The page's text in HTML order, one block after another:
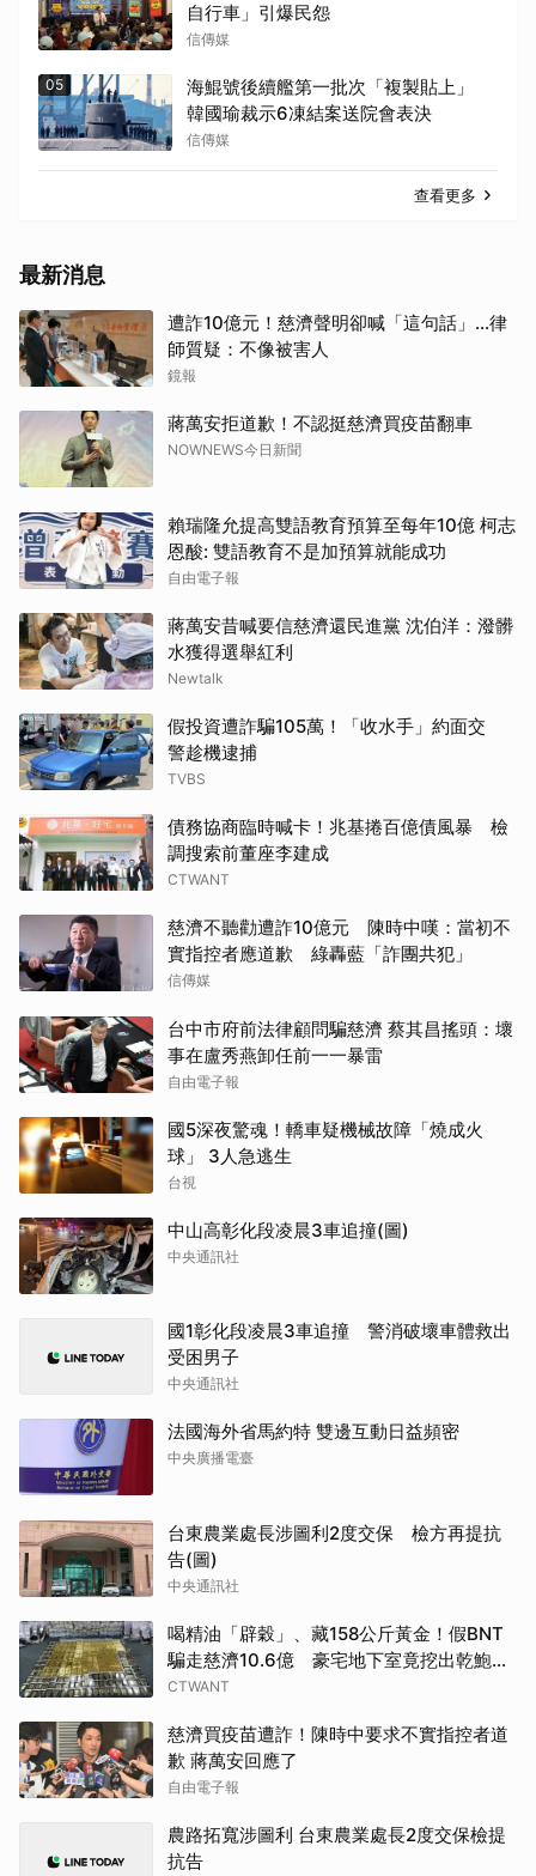
自行車」引爆民怨
信傳媒
05
海鯤號後續艦第一批次「複製貼上」
韓國瑜裁示6凍結案送院會表決
信傳媒
查看更多
最新消息
遭詐10億元！慈濟聲明卻喊「這句話」...律
師質疑：不像被害人
鏡報
蔣萬安拒道歉！不認挺慈濟買疫苗翻車
NOWNEWS今日新聞
賴瑞隆允提高雙語教育預算至每年10億 柯志
恩酸: 雙語教育不是加預算就能成功
自由電子報
蔣萬安昔喊要信慈濟還民進黨 沈伯洋：潑髒
水獲得選舉紅利
Newtalk
假投資遭詐騙105萬！「收水手」約面交
警趁機逮捕
TVBS
債務協商臨時喊卡！兆基捲百億債風暴 檢
調搜索前董座李建成
CTWANT
慈濟不聽勸遭詐10億元 陳時中嘆：當初不
實指控者應道歉 綠轟藍「詐團共犯」
信傳媒
台中市府前法律顧問騙慈濟 蔡其昌搖頭：壞
事在盧秀燕卸任前一一暴雷
自由電子報
國5深夜驚魂！轎車疑機械故障「燒成火
球」 3人急逃生
台視
中山高彰化段凌晨3車追撞(圖)
中央通訊社
國1彰化段凌晨3車追撞 警消破壞車體救出
受困男子
中央通訊社
法國海外省馬約特 雙邊互動日益頻密
中央廣播電臺
台東農業處長涉圖利2度交保 檢方再提抗
告(圖)
中央通訊社
喝精油「辟穀」、藏158公斤黃金！假BNT
騙走慈濟10.6億 豪宅地下室竟挖出乾鮑金
庫
CTWANT
慈濟買疫苗遭詐！陳時中要求不實指控者道
歉 蔣萬安回應了
自由電子報
農路拓寬涉圖利 台東農業處長2度交保檢提
抗告